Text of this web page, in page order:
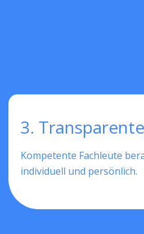
3.
Kompetente Fachleute
individuell und persönlich.